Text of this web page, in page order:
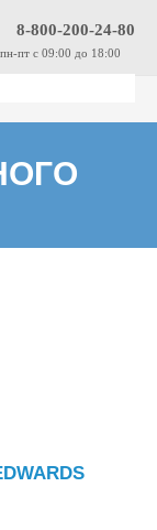
8-800-200-24-80
пн-пт c 09:00 до 18:00